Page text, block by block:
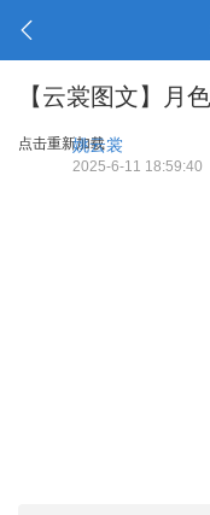
【云裳图文】月
点击重新加载
姚云裳
2025-6-11 18:59:40